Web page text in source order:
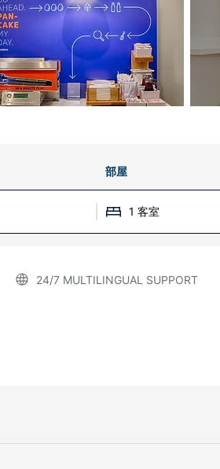
部屋
1 客室
24/7 MULTILINGUAL SUPPORT